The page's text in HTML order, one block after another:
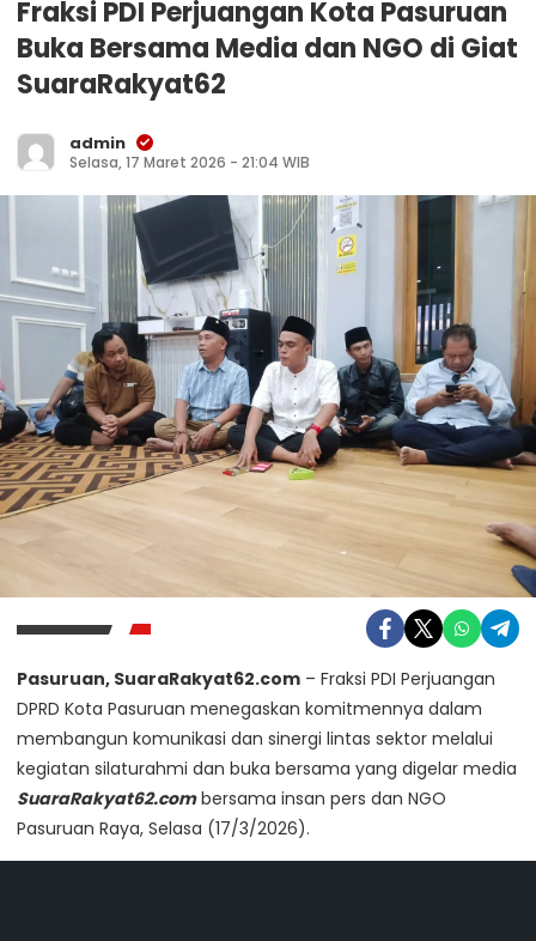
Fraksi PDI Perjuangan Kota Pasuruan
Buka Bersama Media dan NGO di Giat
SuaraRakyat62
admin
Selasa, 17 Maret 2026 - 21:04 WIB
Pasuruan, SuaraRakyat62.com – Fraksi PDI Perjuangan
DPRD Kota Pasuruan menegaskan komitmennya dalam
membangun komunikasi dan sinergi lintas sektor melalui
kegiatan silaturahmi dan buka bersama yang digelar media
SuaraRakyat62.combersama insan pers dan NGO
Pasuruan Raya, Selasa (17/3/2026).